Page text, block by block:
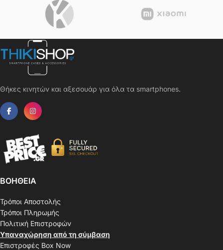
Θήκες κινητών και αξεσουάρ για όλα τα smartphones.
ΒΟΗΘΕΙΑ
Τρόποι Αποστολής
Τρόποι Πληρωμής
Πολιτική Επιστροφών
Υπαναχώρηση από τη σύμβαση
Επιστροφές Box Now